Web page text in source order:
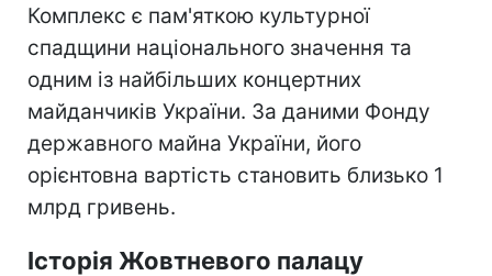
Комплекс є пам'яткою культурної
спадщини національного значення та
одним із найбільших концертних
майданчиків України. За даними Фонду
державного майна України, його
орієнтовна вартість становить близько 1
млрд гривень.
Історія Жовтневого палацу